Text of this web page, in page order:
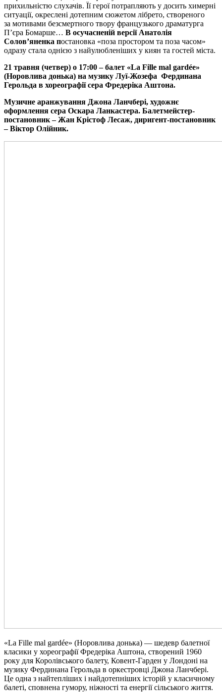
прихильністю слухачів. Її герої потрапляють у досить химерні
ситуації, окреслені дотепним сюжетом лібрето, створеного
за мотивами безсмертного твору французького драматурга
П’єра Бомарше… В осучасненій версії Анатолія
Солов’яненка постановка «поза простором та поза часом»
одразу стала однією з найулюбленіших у киян та гостей міста.
21 травня (четвер) о 17:00 – балет «La Fille mal gardée»
(Норовлива донька) на музику Луї-Жозефа Фердинана
Герольда в хореографії сера Фредеріка Аштона.
Музичне аранжування Джона Ланчбері, художнє
оформлення сера Оскара Ланкастера. Балетмейстер-
постановник – Жан Крістоф Лесаж, диригент-постановник
– Віктор Олійник.
«La Fille mal gardée» (Норовлива донька) — шедевр балетної
класики у хореографії Фредеріка Аштона, створений 1960
року для Королівського балету, Ковент-Гарден у Лондоні на
музику Фердинана Герольда в оркестровці Джона Ланчбері.
Це одна з найтепліших і найдотепніших історій у класичному
балеті, сповнена гумору, ніжності та енергії сільського життя.